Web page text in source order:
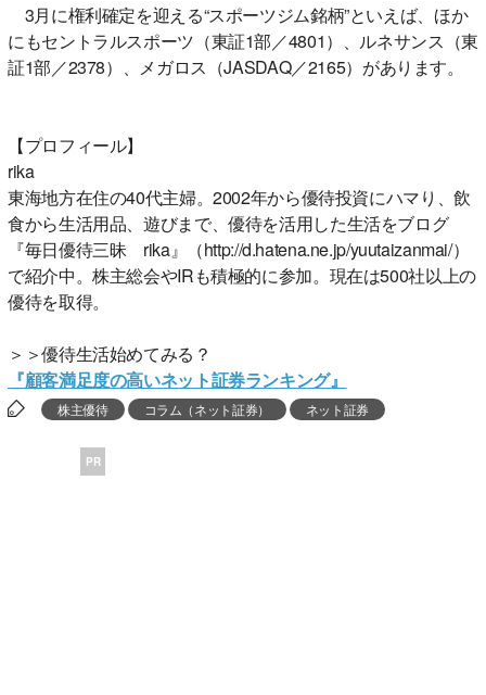
3月に権利確定を迎える“スポーツジム銘柄”といえば、ほか
にもセントラルスポーツ（東証1部／4801）、ルネサンス（東
証1部／2378）、メガロス（JASDAQ／2165）があります。
【プロフィール】
rika
東海地方在住の40代主婦。2002年から優待投資にハマり、飲
食から生活用品、遊びまで、優待を活用した生活をブログ
『毎日優待三昧 rika』（http://d.hatena.ne.jp/yuutaizanmai/）
で紹介中。株主総会やIRも積極的に参加。現在は500社以上の
優待を取得。
＞＞優待生活始めてみる？
『顧客満足度の高いネット証券ランキング』
株主優待 コラム（ネット証券） ネット証券
PR